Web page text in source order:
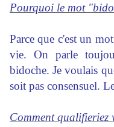
Pourquoi le mot
Parce que c'est un
vie. On parle
bidoche. Je voulais
soit pas consensuel.
Comment qualifieriez